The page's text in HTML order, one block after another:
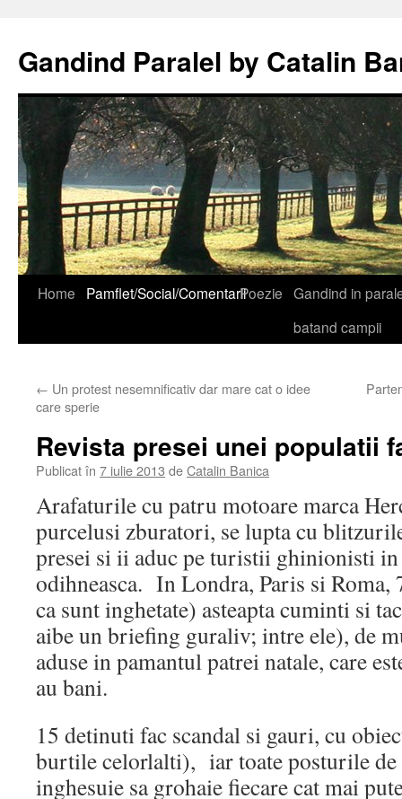
Gandind Paralel by Catalin
Sari
Home Pamflet/Social/ComentariiPoezie Gandind in
batand campii
← Un protest nesemnificativ dar mare cat o idee
care sperie
Revista presei unei populatii
Publicat în 7 iulie 2013 deCatalin Banica
Arafaturile cu patru motoare marca
purcelusi zburatori, se lupta cu
presei si ii aduc pe turistii ghinionisti in
odihneasca. In Londra, Paris si
ca sunt inghetate) asteapta cuminti si
aibe un briefing guraliv; intre ele), de
aduse in pamantul patrei natale, care
au bani.
15 detinuti fac scandal si gauri, cu
burtile celorlalti), iar toate posturile de
inghesuie sa grohaie fiecare cat mai